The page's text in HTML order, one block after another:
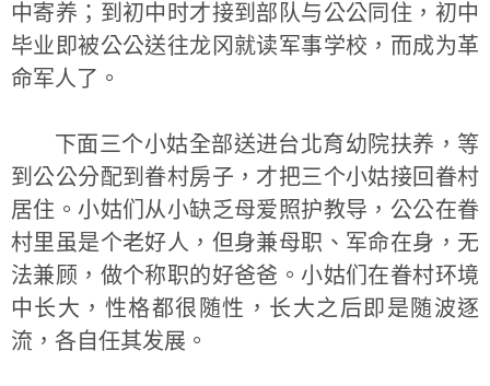
中寄养；到初中时才接到部队与公公同住，初中
毕业即被公公送往龙冈就读军事学校，而成为革
命军人了。
下面三个小姑全部送进台北育幼院扶养，等
到公公分配到眷村房子，才把三个小姑接回眷村
居住。小姑们从小缺乏母爱照护教导，公公在眷
村里虽是个老好人，但身兼母职、军命在身，无
法兼顾，做个称职的好爸爸。小姑们在眷村环境
中长大，性格都很随性，长大之后即是随波逐
流，各自任其发展。